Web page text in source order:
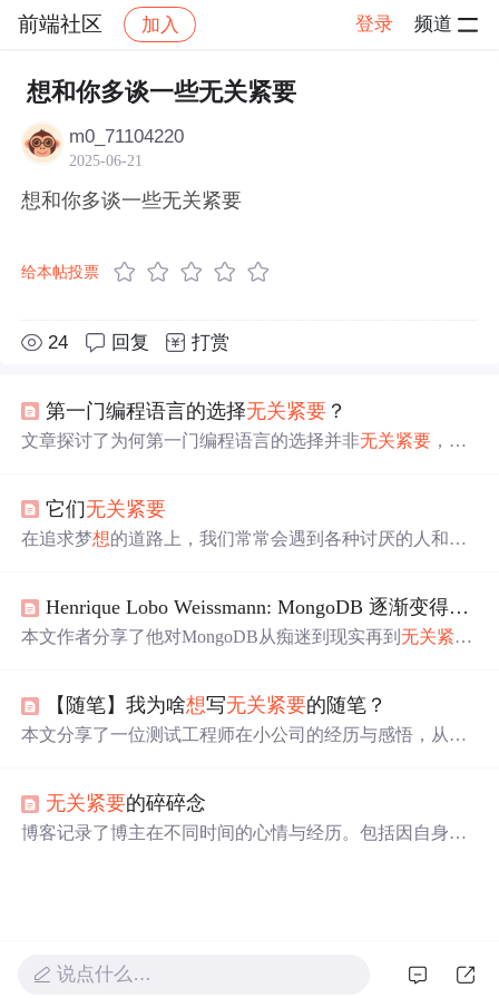
前端社区 加入 登录 频道
社区 前端社区 感慨 帖子详情
想和你多谈一些无关紧要
m0_71104220
2025-06-21
想和你多谈一些无关紧要
给本帖投票
24 回复 打赏
第一门编程语言的选择无关紧要 ？
文章探讨了为何第一门编程语言的选择并非无关紧要 ，指
具挑战性。此外，他还提出了现代编程教育应考虑不同学
生群体的需求，避免过度依赖数学知识，并提倡开发适合
它们无关紧要
在追求梦想的道路上，我们常常会遇到各种讨厌的人和烦
关紧要的人或事干扰，保持在人生的巅峰状态。 Henrique Lobo Weissmann: MongoDB 逐渐变得
无关
本文作者分享了他对MongoDB从痴迷到现实再到无关紧要
B仍在不断改进。
【随笔】我为啥想写无关紧要的随笔？
本文分享了一位测试工程师在小公司的经历与感悟，从最
定通过撰写随笔来记录自己的成长历程。
无关紧要的碎碎念
博客记录了博主在不同时间的心情与经历。包括因自身状
说点什么…